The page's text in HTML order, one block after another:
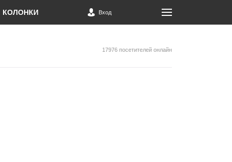
КОЛОНКИ Вход
17976 посетителей онлайн